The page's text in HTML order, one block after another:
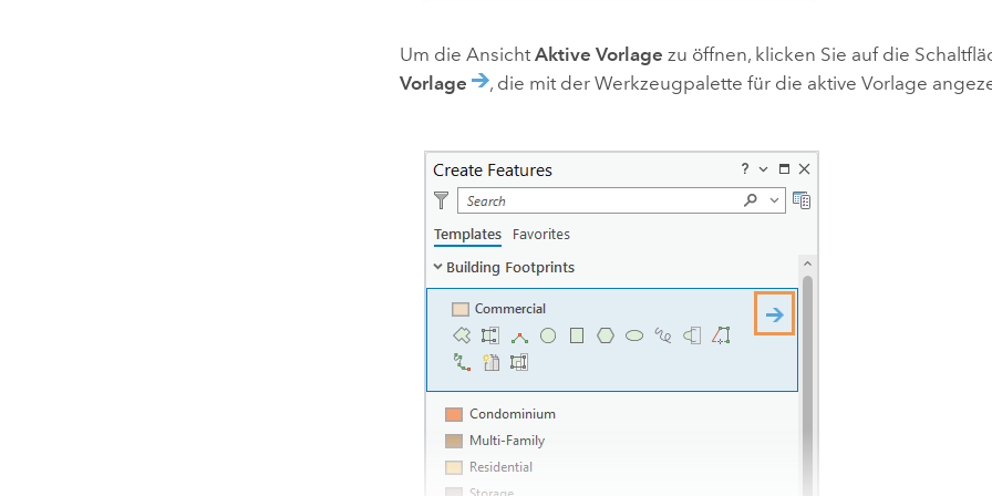
Um die AnsichtAktive Vorlage zu öffnen, klicken Sie auf die
Vorlage
, die mit der Werkzeugpalette für die aktive Vorlage